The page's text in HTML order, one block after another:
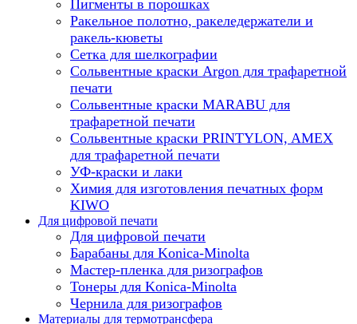
Пигменты в порошках
Ракельное полотно, ракеледержатели и
ракель-кюветы
Сетка для шелкографии
Сольвентные краски Argon для трафаретной
печати
Сольвентные краски MARABU для
трафаретной печати
Сольвентные краски PRINTYLON, AMEX
для трафаретной печати
УФ-краски и лаки
Химия для изготовления печатных форм
KIWO
Для цифровой печати
Для цифровой печати
Барабаны для Konica-Minolta
Мастер-пленка для ризографов
Тонеры для Konica-Minolta
Чернила для ризографов
Материалы для термотрансфера